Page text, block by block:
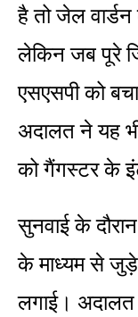
है तो जेल वार्डन
लेकिन जब पूरे
एसएसपी को
अदालत ने यह
को गैंगस्टर के
सुनवाई के
के माध्यम से
लगाई। अदालत